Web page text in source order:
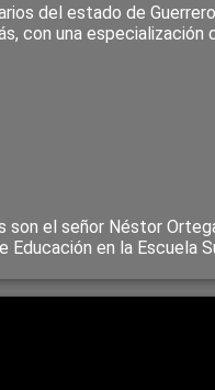
del estado de
con una
el señor Néstor
en la Escuela